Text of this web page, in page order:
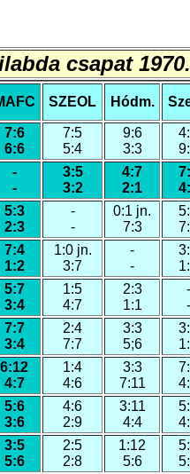
csapat
SZEOL Hódm.
7:6
6:6
7:5
5:4
9:6
3:3
-
-
3:5
3:2
4:7
2:1
5:3
2:3
-
-
0:1 jn.
7:3
7:4
1:2
1:0 jn.
3:7
-
-
5:7
3:4
1:5
4:7
2:3
1:1
-
-
7:7
3:4
2:4
7:7
3:3
5;6
6:12
4:7
1:4
4:6
3:3
7:11
5:6
3:6
4:6
2:9
3:11
4:4
3:5
5:6
2:5
2:8
1:12
5:6